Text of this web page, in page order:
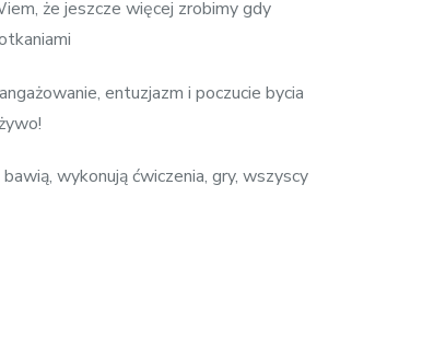
że jeszcze więcej zrobimy gdy
entuzjazm i poczucie bycia
wykonują ćwiczenia, gry, wszyscy